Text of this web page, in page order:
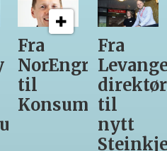
Fra
Levanger-
direktør
til
Steinkjer-
12
får
være
med
Asko